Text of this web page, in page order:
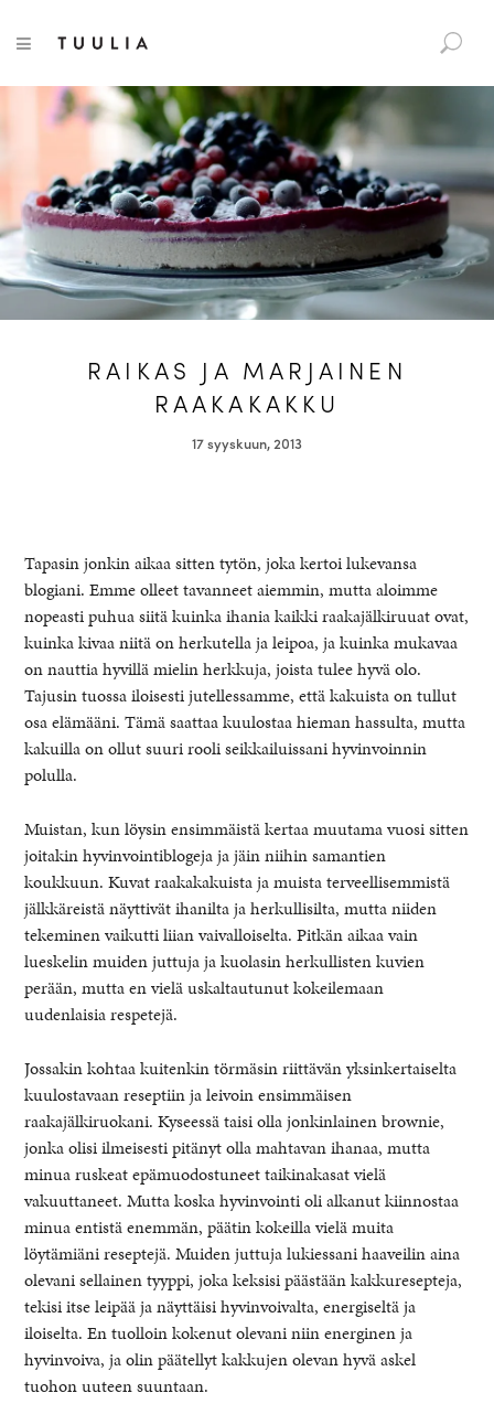
a
f
o
r
:
TOGGLE NAVIGATION
RAIKAS JA MARJAINEN
RAAKAKAKKU
17 syyskuun, 2013
Tapasin jonkin aikaa sitten tytön, joka kertoi lukevansa
blogiani. Emme olleet tavanneet aiemmin, mutta aloimme
nopeasti puhua siitä kuinka ihania kaikki raakajälkiruuat ovat,
kuinka kivaa niitä on herkutella ja leipoa, ja kuinka mukavaa
on nauttia hyvillä mielin herkkuja, joista tulee hyvä olo.
Tajusin tuossa iloisesti jutellessamme, että kakuista on tullut
osa elämääni. Tämä saattaa kuulostaa hieman hassulta, mutta
kakuilla on ollut suuri rooli seikkailuissani hyvinvoinnin
polulla.
Muistan, kun löysin ensimmäistä kertaa muutama vuosi sitten
joitakin hyvinvointiblogeja ja jäin niihin samantien
koukkuun. Kuvat raakakakuista ja muista terveellisemmistä
jälkkäreistä näyttivät ihanilta ja herkullisilta, mutta niiden
tekeminen vaikutti liian vaivalloiselta. Pitkän aikaa vain
lueskelin muiden juttuja ja kuolasin herkullisten kuvien
perään, mutta en vielä uskaltautunut kokeilemaan
uudenlaisia respetejä.
Jossakin kohtaa kuitenkin törmäsin riittävän yksinkertaiselta
kuulostavaan reseptiin ja leivoin ensimmäisen
raakajälkiruokani. Kyseessä taisi olla jonkinlainen brownie,
jonka olisi ilmeisesti pitänyt olla mahtavan ihanaa, mutta
minua ruskeat epämuodostuneet taikinakasat vielä
vakuuttaneet. Mutta koska hyvinvointi oli alkanut kiinnostaa
minua entistä enemmän, päätin kokeilla vielä muita
löytämiäni reseptejä. Muiden juttuja lukiessani haaveilin aina
olevani sellainen tyyppi, joka keksisi päästään kakkuresepteja,
tekisi itse leipää ja näyttäisi hyvinvoivalta, energiseltä ja
iloiselta. En tuolloin kokenut olevani niin energinen ja
hyvinvoiva, ja olin päätellyt kakkujen olevan hyvä askel
tuohon uuteen suuntaan.